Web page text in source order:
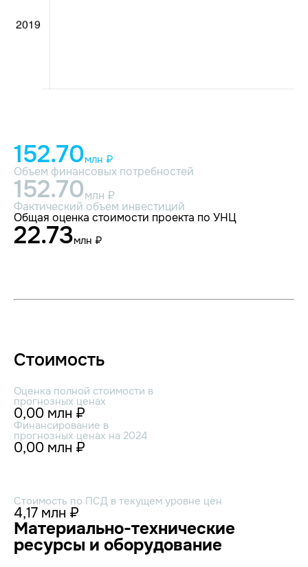
152.70млн ₽
Объем финансовых потребностей
152.70млн ₽
Фактический объем инвестиций
Общая оценка стоимости проекта по УНЦ
22.73млн ₽
Стоимость
Оценка полной стоимости в
прогнозных ценах
0,00 млн ₽
Финансирование в
прогнозных ценах на 2024
0,00 млн ₽
Стоимость по ПСД в текущем уровне цен
4,17 млн ₽
Материально-технические
ресурсы и оборудование